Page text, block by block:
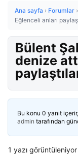
Ana sayfa › Forumlar ›
Eğlenceli anları
Bülent
denize
Bu konu 0 yanıt
admin tarafından
1 yazı